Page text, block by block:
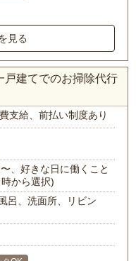
見る
戸建てでのお掃除代行
費支給、前払い制度あり
、好きな日に働くこと
から選択)
呂、洗面所、リビン